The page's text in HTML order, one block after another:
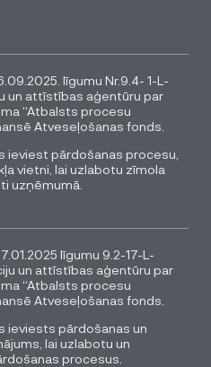
līgumu Nr.9.4- 1-L-
un attīstības aģentūru par
“Atbalsts procesu
Atveseļošanas fonds.
ieviest pārdošanas procesu,
vietni, lai uzlabotu zīmola
uzņēmumā.
līgumu 9.2-17-L-
un attīstības aģentūru par
“Atbalsts procesu
Atveseļošanas fonds.
ieviests pārdošanas un
lai uzlabotu un
procesus.